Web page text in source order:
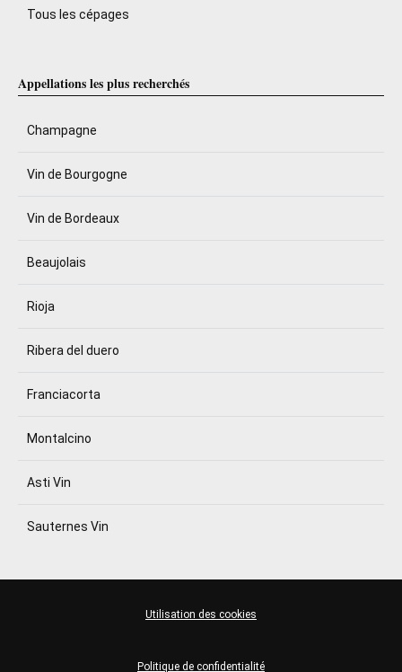
Tous les cépages
Appellations les plus recherchés
Champagne
Vin de Bourgogne
Vin de Bordeaux
Beaujolais
Rioja
Ribera del duero
Franciacorta
Montalcino
Asti Vin
Sauternes Vin
Politique de confidentialité
Utilisation des cookies